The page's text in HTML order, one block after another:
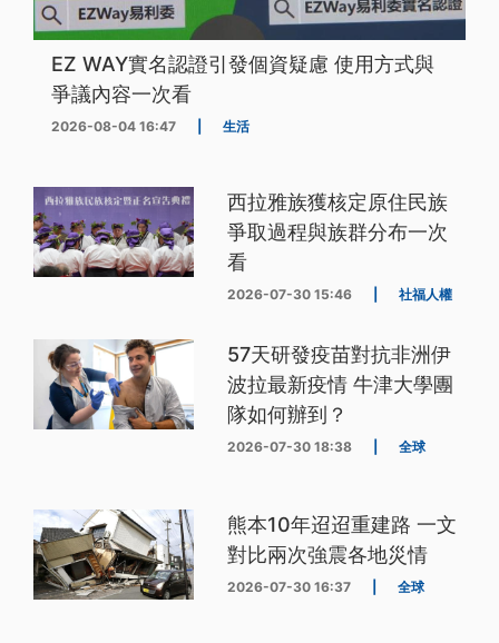
EZ WAY實名認證引發個資疑慮 使用方式與
爭議內容一次看
2026-08-04 16:47 生活
西拉雅族獲核定原住民族
爭取過程與族群分布一次
看
2026-07-30 15:46 社福人權
57天研發疫苗對抗非洲伊
波拉最新疫情 牛津大學團
隊如何辦到？
2026-07-30 18:38 全球
熊本10年迢迢重建路 一文
對比兩次強震各地災情
2026-07-30 16:37 全球